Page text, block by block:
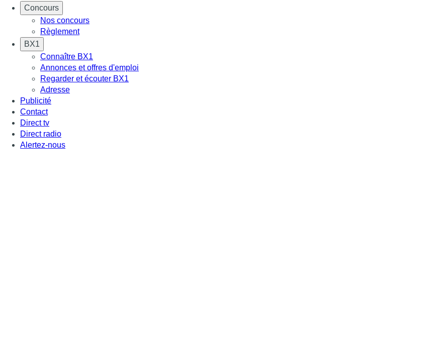
Concours
Nos concours
Règlement
BX1
Connaître BX1
Annonces et offres d'emploi
Regarder et écouter BX1
Adresse
Publicité
Contact
Direct tv
Direct radio
Alertez-nous